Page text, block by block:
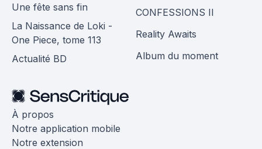
Une fête sans fin
La Naissance de Loki -
One Piece, tome 113
Actualité BD
CONFESSIONS II
Reality Awaits
Album du moment
À propos
Notre application mobile
Notre extension